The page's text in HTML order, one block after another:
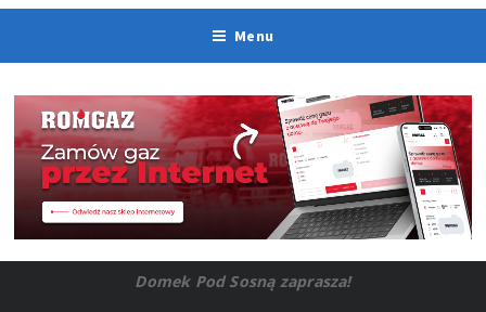
Menu
Domek Pod Sosną zaprasza!